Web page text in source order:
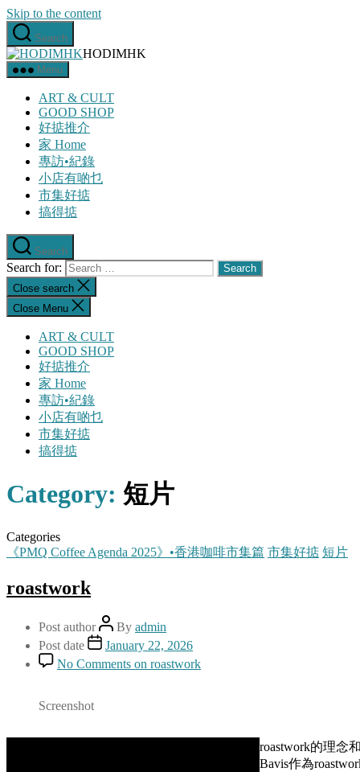
Skip to the content
Search
HODIMHK
Menu
ART & CULT
GOOD SHOP
好掂推介
家 Home
專訪•紀錄
小店有啲乜
市集好掂
搞得掂
Search
Search for:
Close search
Close Menu
ART & CULT
GOOD SHOP
好掂推介
家 Home
專訪•紀錄
小店有啲乜
市集好掂
搞得掂
Category: 短片
Categories
《PMQ Coffee Agenda 2025》•香港咖啡市集篇 市集好掂 短片
roastwork
Post author By admin
Post date
January 22, 2026
No Comments on roastwork
Screenshot
roastwork的理念
Bavis作為